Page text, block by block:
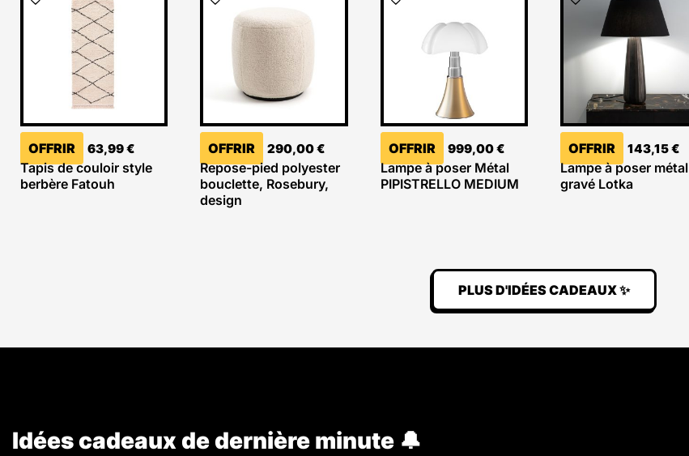
OFFRIR 63,99€
Tapis de couloir style
berbère Fatouh
OFFRIR 290,00€
Repose-pied polyester
bouclette, Rosebury,
design
OFFRIR 999,00€
Lampe à poser Métal
PIPISTRELLO MEDIUM
OFFRIR 143,15€
Lampe à poser métal
gravé Lotka
PLUS D'IDÉES CADEAUX ✨
Idées cadeaux de dernière minute 🔔